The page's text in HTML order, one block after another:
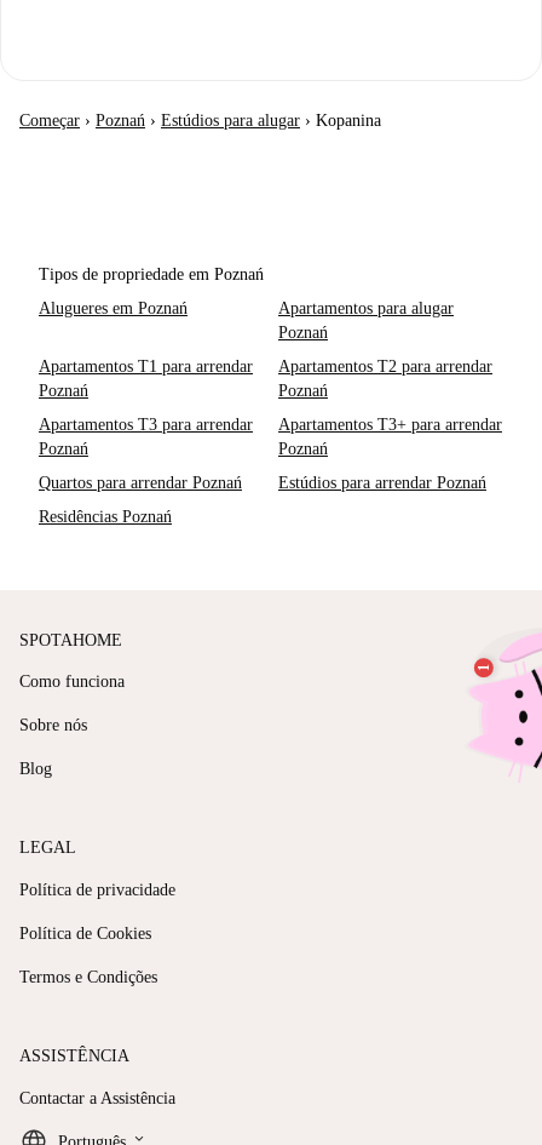
Começar › Poznań › Estúdios para alugar › Kopanina
Tipos de propriedade em Poznań
Alugueres em Poznań
Apartamentos para alugar
Poznań
Apartamentos T1 para arrendar
Poznań
Apartamentos T2 para arrendar
Poznań
Apartamentos T3 para arrendar
Poznań
Apartamentos T3+ para arrendar
Poznań
Quartos para arrendar Poznań
Estúdios para arrendar Poznań
Residências Poznań
SPOTAHOME
Como funciona
Sobre nós
Blog
LEGAL
Política de privacidade
Política de Cookies
Termos e Condições
ASSISTÊNCIA
Contactar a Assistência
keyboard_arrow_down